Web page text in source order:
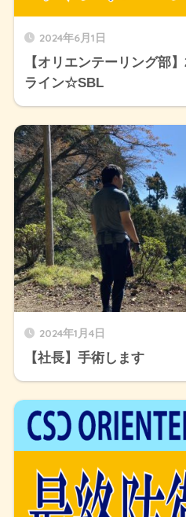
2024年6月1日
【オリエンテーリング部
ライン☆SBL
2024年1月4日
【社長】手術します